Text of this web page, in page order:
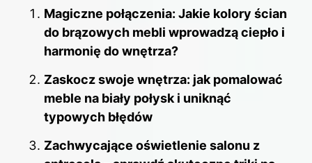
e
b
o
o
k
e
st
e
dI
n
di
t
bl
r
Magiczne połączenia: Jakie kolory ścian
do brązowych mebli wprowadzą ciepło i
harmonię do wnętrza?
Zaskocz swoje wnętrza: jak pomalować
meble na biały połysk i uniknąć
typowych błędów
Zachwycające oświetlenie salonu z